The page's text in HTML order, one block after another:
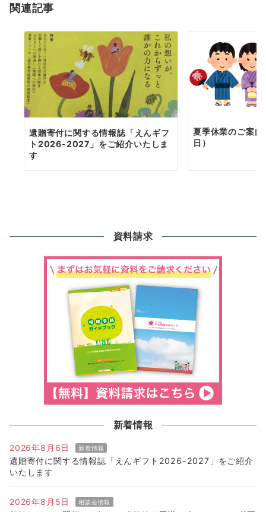
ン
関連記事
遺贈寄付に関する情報誌「えんギフ
ト2026-2027」をご紹介いたしま
す
夏季休業のご案
日）
資料請求
新着情報
2026年8月6日 新着情報
遺贈寄付に関する情報誌「えんギフト2026-2027」をご紹介
いたします
2026年8月5日 相談会情報